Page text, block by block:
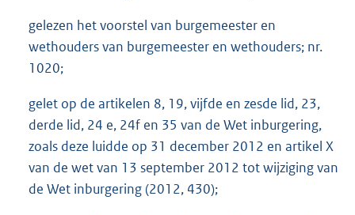
gelezen het voorstel van burgemeester en
wethouders van burgemeester en wethouders; nr.
1020;
gelet op de artikelen 8, 19, vijfde en zesde lid, 23,
derde lid, 24 e, 24f en 35 van de Wet inburgering,
zoals deze luidde op 31 december 2012 en artikel X
van de wet van 13 september 2012 tot wijziging van
de Wet inburgering (2012, 430);